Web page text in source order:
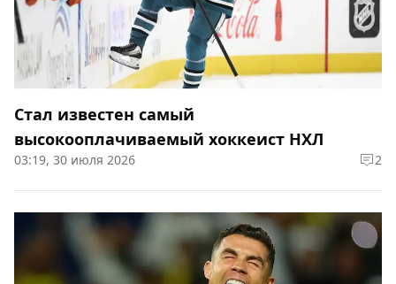
Cтал известен самый
высокооплачиваемый хоккеист НХЛ
03:19, 30 июля 2026 2